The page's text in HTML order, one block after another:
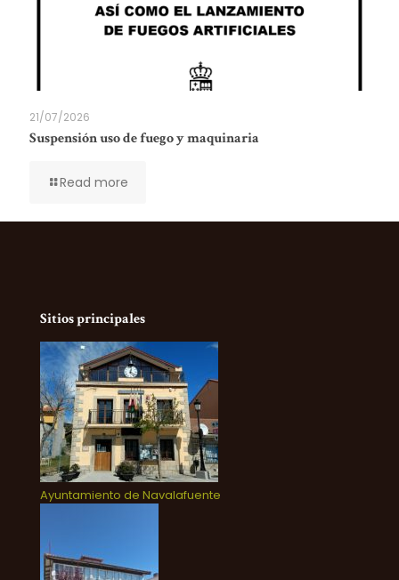
21/07/2026
Suspensión uso de fuego y maquinaria
Read more
Sitios principales
Ayuntamiento de Navalafuente